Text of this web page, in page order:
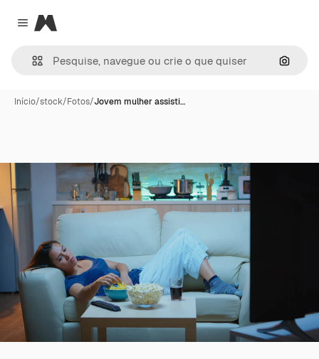
Close menu
Magnific
Início/stock/Fotos/Jovem mulher assisti…